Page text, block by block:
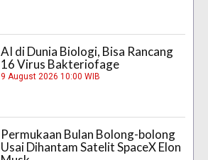
AI di Dunia Biologi, Bisa Rancang
16 Virus Bakteriofage
9 August 2026 10:00 WIB
Permukaan Bulan Bolong-bolong
Usai Dihantam Satelit SpaceX Elon